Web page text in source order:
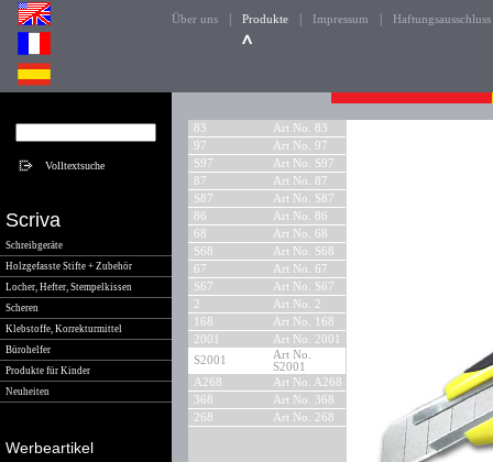
Über uns Produkte Impressum Haftungsausschluss
Scriva
Schreibgeräte
Holzgefasste Stifte + Zubehör
Locher, Hefter, Stempelkissen
Scheren
Klebstoffe, Korrekturmittel
Bürohelfer
Produkte für Kinder
Neuheiten
Werbeartikel
83
Art No. 83
97
Art No. 97
S97
Art No. S97
87
Art No. 87
S87
Art No. S87
86
Art No. 86
68
Art No. 68
S68
Art No. S68
67
Art No. 67
S67
Art No. S67
2
Art No. 2
168
Art No. 168
2001
Art No. 2001
S2001
Art No.
S2001
A268
Art No. A268
368
Art No. 368
268
Art No. 268